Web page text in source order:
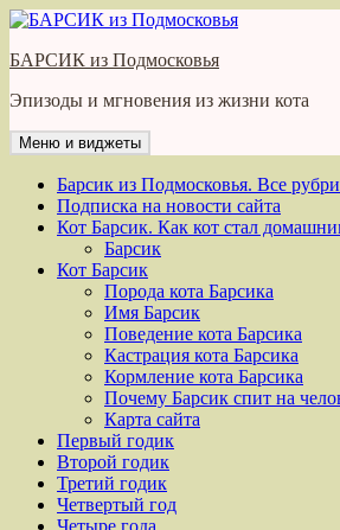
Перейти
содержимому
БАРСИК из Подмосковья
Эпизоды и мгновения из жизни кота
Меню и виджеты
Барсик из Подмосковья. Все
Подписка на новости сайта
Кот Барсик. Как кот стал
Барсик
Кот Барсик
Порода кота Барсика
Имя Барсик
Поведение кота Барсика
Кастрация кота Барсика
Кормление кота Барсика
Почему Барсик спит на
Карта сайта
Первый годик
Второй годик
Третий годик
Четвертый год
Четыре года